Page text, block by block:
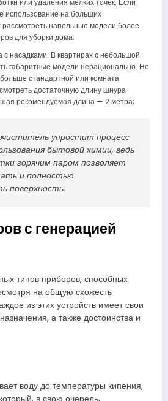
или удаления мелких точек. Если
использование на больших
рассмотреть напольные модели более
для уборки дома;
насадками. В квартирах с небольшой
габаритные модели нерационально. Но
стандартной или комната
достаточную длину шнура
рекомендуемая длина — 2 метра;
упростит процесс
бытовой химии, ведь
горячим паром позволяет
и полностью
поверхность.
с генерацией
типов приборов, способных
на общую схожесть
из этих устройств имеет свои
а также достоинства и
воду до температуры кипения,